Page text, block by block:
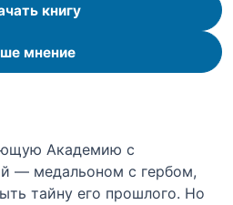
книгу
мнение
Академию с
— медальоном с гербом,
тайну его прошлого. Но